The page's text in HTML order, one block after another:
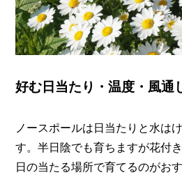
好む日当たり・温度・風通
ノースポールは日当たりと水は
す。半日陰でも育ちますが花付
日の当たる場所で育てるのがおす